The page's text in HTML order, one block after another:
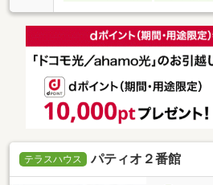
テラスハウス パティオ２番館